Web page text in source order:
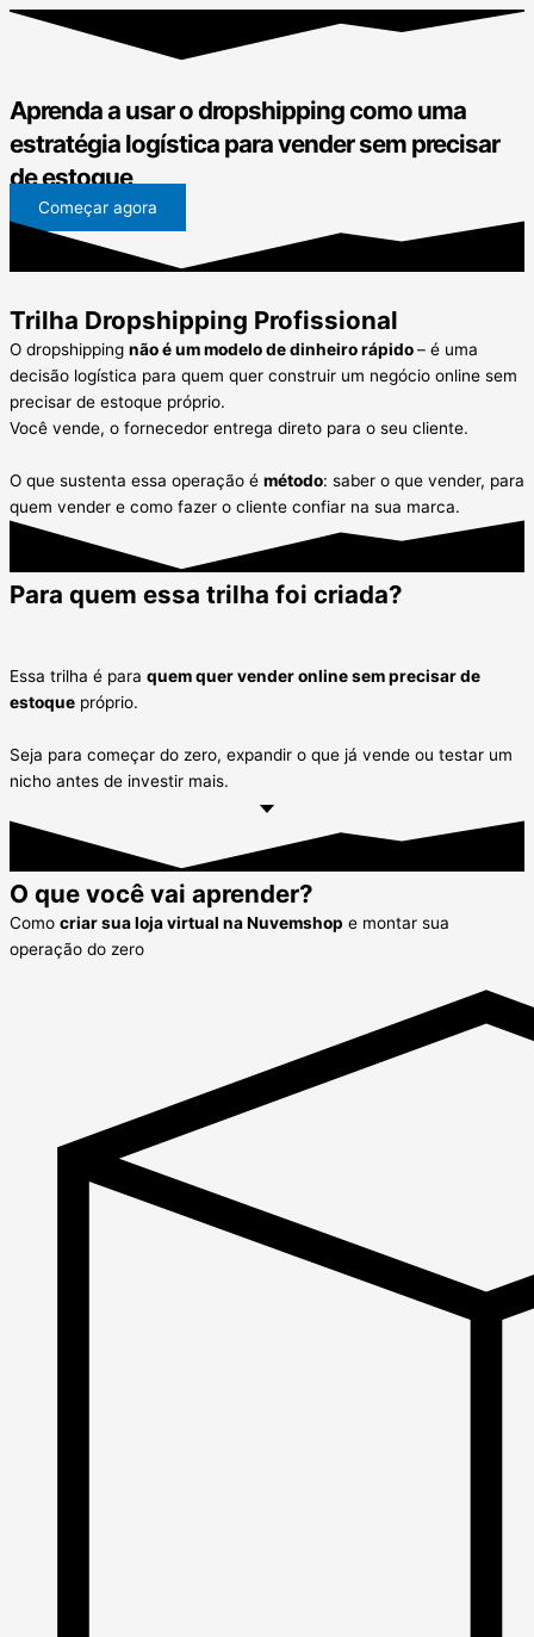
Aprenda a usar o dropshipping como uma
estratégia logística paravender sem precisar
de estoque
Começar agora
Trilha Dropshipping Profissional
O dropshipping não é um modelo de dinheiro rápido– é uma
decisão logística para quem quer construir um negócio online sem
precisar de estoque próprio.
Você vende, o fornecedor entrega direto para o seu cliente.
O que sustenta essa operação é método: saber o que vender, para
quem vender e como fazer o cliente confiar na sua marca.
Para quem essa trilha foi criada?
Essa trilha é para quem quer vender online sem precisar de
estoque próprio.
Seja para começar do zero, expandir o que já vende ou testar um
nicho antes de investir mais.
O que você vai aprender?
Como criar sua loja virtual na Nuvemshop e montar sua
operação do zero